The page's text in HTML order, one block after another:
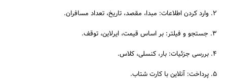
۲. وارد کردن اطلاعات: مبدا، مقصد، تاریخ، تعداد مسافران.
۳. جستجو و فیلتر: بر اساس قیمت، ایرلاین، توقف.
۴. بررسی جزئیات: بار، کنسلی، کلاس.
۵. پرداخت: آنلاین با کارت شتاب.